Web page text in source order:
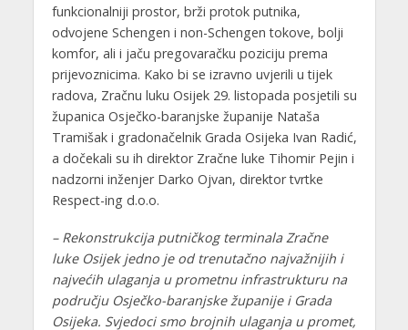
funkcionalniji prostor, brži protok putnika,
odvojene Schengen i non-Schengen tokove, bolji
komfor, ali i jaču pregovaračku poziciju prema
prijevoznicima. Kako bi se izravno uvjerili u tijek
radova, Zračnu luku Osijek 29. listopada posjetili su
županica Osječko-baranjske županije Nataša
Tramišak i gradonačelnik Grada Osijeka Ivan Radić,
a dočekali su ih direktor Zračne luke Tihomir Pejin i
nadzorni inženjer Darko Ojvan, direktor tvrtke
Respect-ing d.o.o.
– Rekonstrukcija putničkog terminala Zračne
luke Osijek jedno je od trenutačno najvažnijih i
najvećih ulaganja u prometnu infrastrukturu na
području Osječko-baranjske županije i Grada
Osijeka. Svjedoci smo brojnih ulaganja u promet,